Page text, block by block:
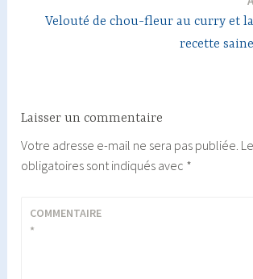
Velouté de chou-fleur au curry et
recette
Laisser un commentaire
Votre adresse e-mail ne sera pas publiée.
obligatoires sont indiqués avec *
COMMENTAIRE
*